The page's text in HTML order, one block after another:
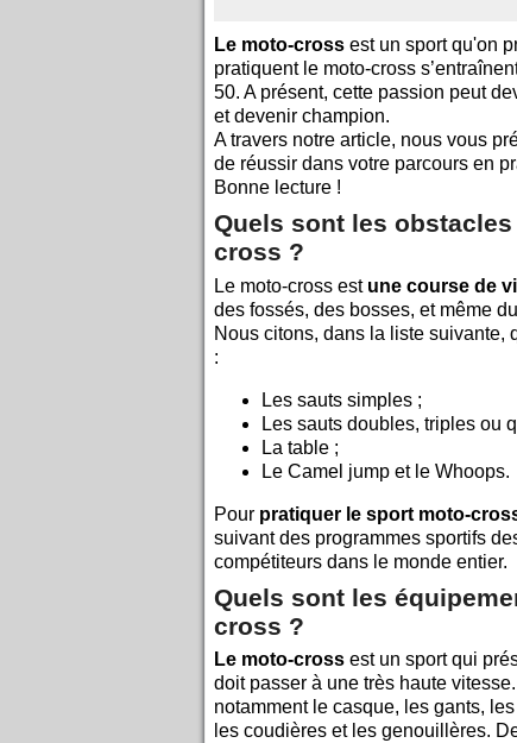
Le moto-cross est un sport qu'on
pratiquent le moto-cross
50. A présent, cette passion peut
et devenir champion.
A travers notre article, nous vous
de réussir dans votre parcours en
Bonne lecture !
Quels sont les
cross ?
Le moto-cross estune course de
des fossés, des bosses, et même
Nous citons, dans la liste suivante,
:
Les sauts simples ;
Les sauts doubles, triples ou
La table ;
Le Camel jump et le Whoops.
Pour pratiquer le sport moto-
suivant des programmes sportifs
compétiteurs dans le monde entier.
Quels sont les
cross ?
Le moto-cross est un sport qui
doit passer à une très haute
notamment le casque, les gants,
les coudières et les genouillères.